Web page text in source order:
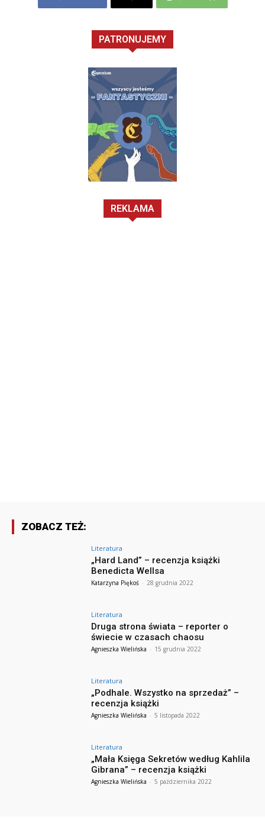
PATRONUJEMY
REKLAMA
ZOBACZ TEŻ:
Literatura
„Hard Land” – recenzja książki
Benedicta Wellsa
Katarzyna Piękoś - 28 grudnia 2022
Literatura
Druga strona świata – reporter o
świecie w czasach chaosu
Agnieszka Wielińska - 15 grudnia 2022
Literatura
„Podhale. Wszystko na sprzedaż” –
recenzja książki
Agnieszka Wielińska - 5 listopada 2022
Literatura
„Mała Księga Sekretów według Kahlila
Gibrana” – recenzja książki
Agnieszka Wielińska - 5 października 2022